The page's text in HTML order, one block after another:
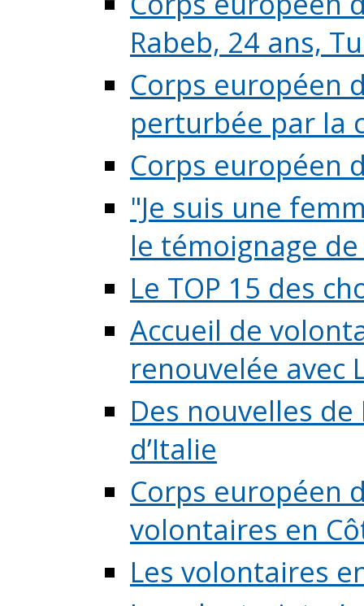
Rabeb, 24 ans,
Corps européen
perturbée par la
Corps européen
"Je suis une
le témoignage de
Le TOP 15 des
Accueil de
renouvelée avec
Des nouvelles
d’Italie
Corps européen
volontaires en
Les volontaires